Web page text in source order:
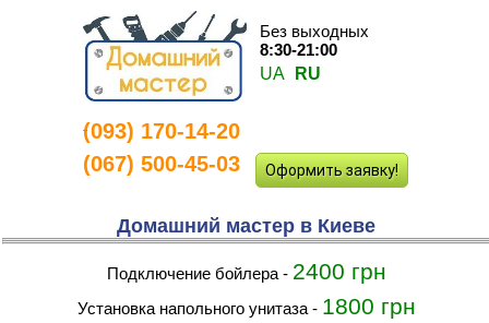
-
Без выходных
8:30-21:00
UA
RU
(093) 170-14-20
(067) 500-45-03
Оформить заявку!
Домашний мастер в Киеве
Подключение бойлера - 2400 грн
Установка напольного унитаза - 1800 грн